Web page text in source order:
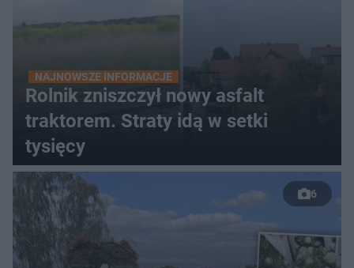
NAJNOWSZE INFORMACJE
Rolnik zniszczył nowy asfalt
traktorem. Straty idą w setki
tysięcy
6